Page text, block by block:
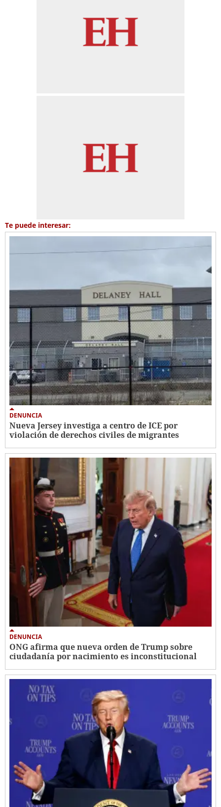
Te puede interesar:
DENUNCIA
Nueva Jersey investiga a centro de ICE por
violación de derechos civiles de migrantes
DENUNCIA
ONG afirma que nueva orden de Trump sobre
ciudadanía por nacimiento es inconstitucional